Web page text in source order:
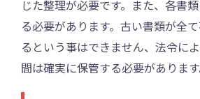
じた整理が必要です。また、各書
る必要があります。古い書類が全
るという事はできません、法令に
間は確実に保管する必要があります